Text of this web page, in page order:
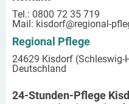
Tel.: 0800 72 35 719
Mail: kisdorf@regional-
Regional Pflege
24629 Kisdorf (Schleswig-
Deutschland
24-Stunden-Pflege